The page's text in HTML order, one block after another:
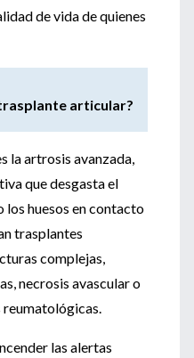
de vida de quienes
articular?
la artrosis avanzada,
que desgasta el
huesos en contacto
trasplantes
complejas,
necrosis avascular o
reumatológicas.
las alertas